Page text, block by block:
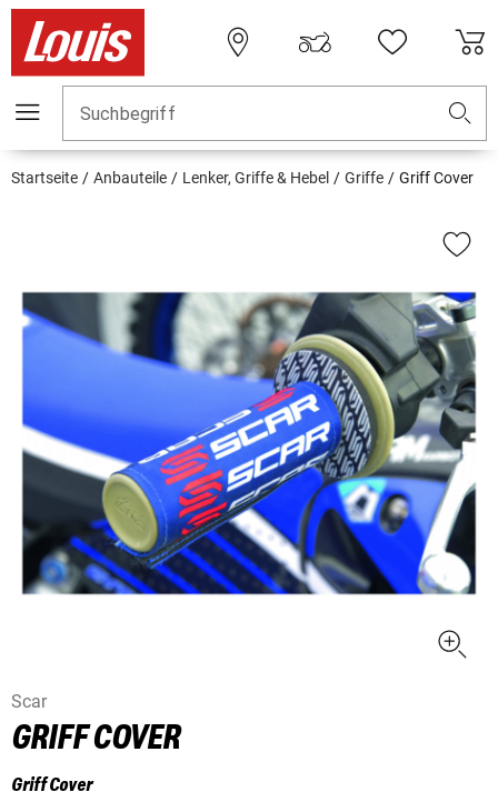
Suchbegriff
Startseite Anbauteile Lenker, Griffe & Hebel Griffe Griff Cover
Scar
GRIFF COVER
Griff Cover